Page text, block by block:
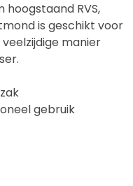
RVS,
is geschikt voor
manier
gebruik